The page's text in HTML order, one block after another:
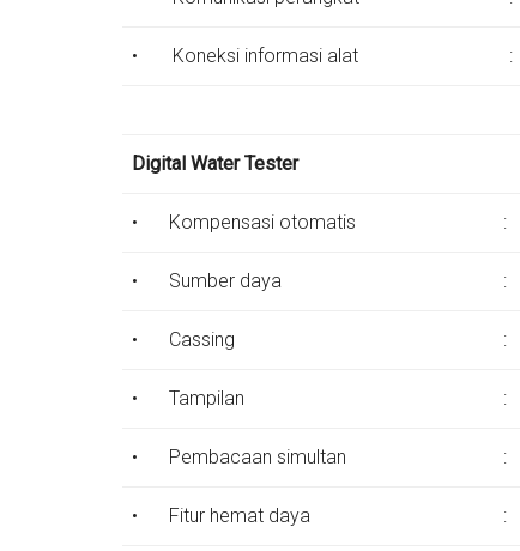
• Koneksi informasi alat :
Digital Water Tester
• Kompensasi otomatis :
• Sumber daya :
• Cassing :
• Tampilan :
• Pembacaan simultan :
• Fitur hemat daya :